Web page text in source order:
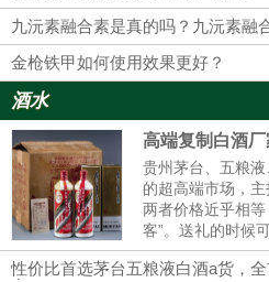
九沅素融合素是真的吗？九沅素融
金枪铁甲如何使用效果更好？
酒水
高端复制白酒
五粮液/剑南春/
贵州茅台、五粮
的超高端市场，主
两者价格近乎相等
客”。送礼的时候
我们的诚意；如
国窖1573，性价
性价比首选茅台五粮液白酒a货，